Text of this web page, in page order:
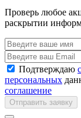
Проверь любое
раскрытии
Подтверждаю
персональных
соглашение
Отправить заявку